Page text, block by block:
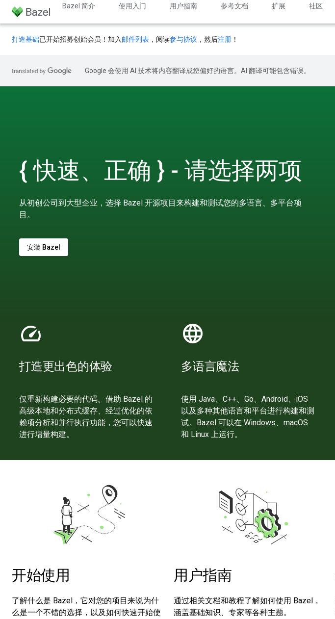
Bazel 简介 使用入门 用户指南 参考文档 扩展 社区
打造基础已开始招募创始会员！加入 邮件列表 ，阅读参与协议 ，然后注册 ！
Google 会使用 AI 技术将内容翻译成您偏好的语言。AI 翻译可能包含错误。
{ 快速、正确 } - 请选择两项
从初创公司到大型企业，选择 Bazel 开源项目来构建和测试您的多语言、多平台项
目。
安装 Bazel
speed
打造更出色的体验
仅重新构建必要的代码。借助 Bazel 的
高级本地和分布式缓存、经过优化的依
赖项分析和并行执行功能，您可以快速
进行增量构建。
language
多语言魔法
使用 Java、C++、Go、Android、iOS
以及多种其他语言和平台进行构建和测
试。Bazel 可以在 Windows、macOS
和 Linux 上运行。
开始使用
了解什么是 Bazel，它对您的项目来说为什
么是一个不错的选择，以及如何快速开始使
用户指南
通过相关文档和教程了解如何使用 Bazel，
涵盖基础知识、专家等各种主题。